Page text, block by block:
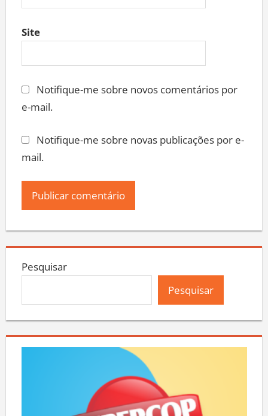
Site
Notifique-me sobre novos comentários por
e-mail.
Notifique-me sobre novas publicações por e-
mail.
Pesquisar
Pesquisar